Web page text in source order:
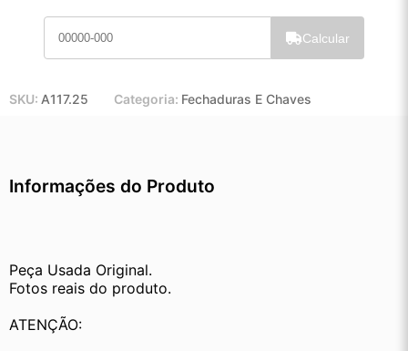
Calcular
SKU: A117.25 Categoria: Fechaduras E Chaves
Informações do Produto
Peça Usada Original.
Fotos reais do produto.
ATENÇÃO: